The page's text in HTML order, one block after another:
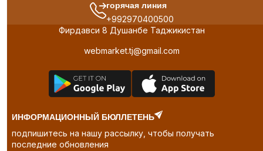
горячая линия
+992970400500
Фирдавси 8 Душанбе Таджикистан
webmarket.tj@gmail.com
ИНФОРМАЦИОННЫЙ БЮЛЛЕТЕНЬ
подпишитесь на нашу рассылку, чтобы получать
последние обновления